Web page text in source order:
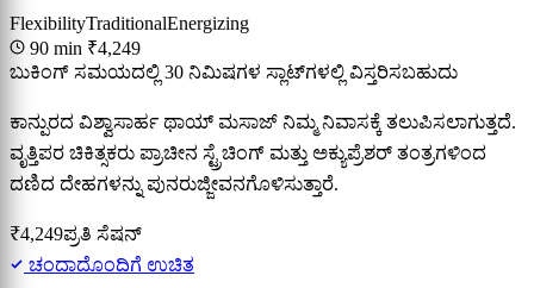
FlexibilityTraditionalEnergizing
90 min ₹4,249
ಬುಕಿಂಗ್ ಸಮಯದಲ್ಲಿ 30 ನಿಮಿಷಗಳ ಸ್ಲಾಟ್‌ಗಳಲ್ಲಿ ವಿಸ್ತರಿಸಬಹುದು
ಕಾನ್ಪುರದ ವಿಶ್ವಾಸಾರ್ಹ ಥಾಯ್ ಮಸಾಜ್ ನಿಮ್ಮ ನಿವಾಸಕ್ಕೆ ತಲುಪಿಸಲಾಗುತ್ತದೆ.
ವೃತ್ತಿಪರ ಚಿಕಿತ್ಸಕರು ಪ್ರಾಚೀನ ಸ್ಟ್ರೆಚಿಂಗ್ ಮತ್ತು ಅಕ್ಯುಪ್ರೆಶರ್ ತಂತ್ರಗಳಿಂದ
ದಣಿದ ದೇಹಗಳನ್ನು ಪುನರುಜ್ಜೀವನಗೊಳಿಸುತ್ತಾರೆ.
₹4,249ಪ್ರತಿ ಸೆಷನ್
ಚಂದಾದೊಂದಿಗೆ ಉಚಿತ